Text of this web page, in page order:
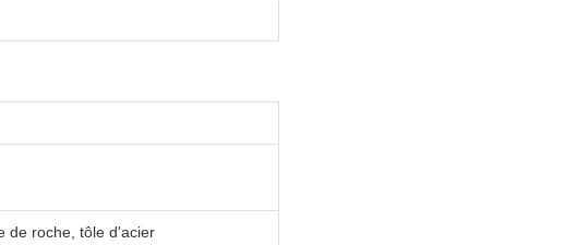
de roche, tôle d'acier